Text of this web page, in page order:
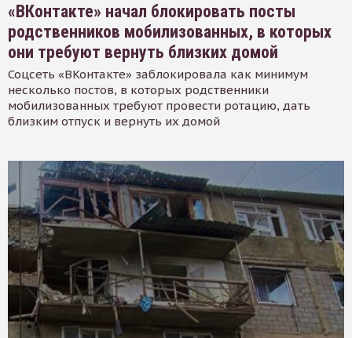
«ВКонтакте» начал блокировать посты
родственников мобилизованных, в которых
они требуют вернуть близких домой
Соцсеть «ВКонтакте» заблокировала как минимум
несколько постов, в которых родственники
мобилизованных требуют провести ротацию, дать
близким отпуск и вернуть их домой